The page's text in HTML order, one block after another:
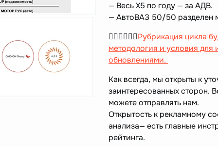
— Весь X5 по году — за АДВ.
— АвтоВАЗ 50/50 разделен
👉🏻👉🏻👉🏻Рубрикация цикла
методология и условия для
обновлениями.
Как всегда, мы открыты к
заинтересованных сторон.
можете отправлять нам.
Открытость к рекламному
анализа— есть главные
рейтинга.